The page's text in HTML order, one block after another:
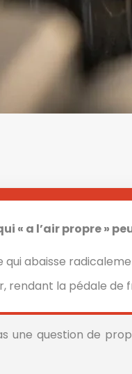
a l’air propre »
abaisse
rendant la pédale
une question de